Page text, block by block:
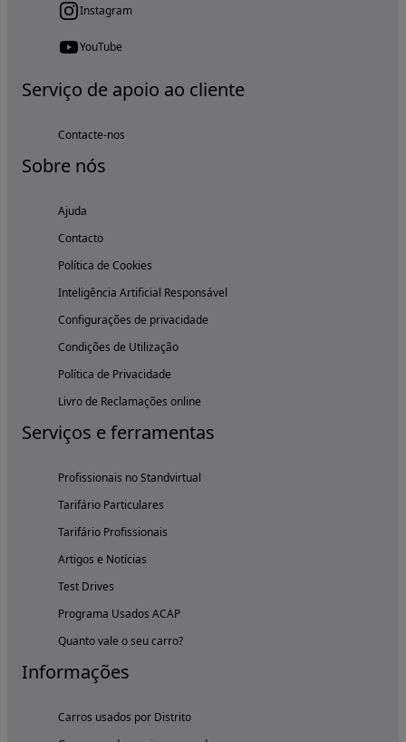
Instagram
YouTube
Serviço de apoio ao cliente
Contacte-nos
Sobre nós
Ajuda
Contacto
Política de Cookies
Inteligência Artificial Responsável
Configurações de privacidade
Condições de Utilização
Política de Privacidade
Livro de Reclamações online
Serviços e ferramentas
Profissionais no Standvirtual
Tarifário Particulares
Tarifário Profissionais
Artigos e Notícias
Test Drives
Programa Usados ACAP
Quanto vale o seu carro?
Informações
Carros usados por Distrito